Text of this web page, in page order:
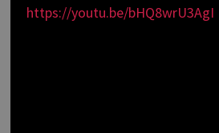
https://youtu.be/bHQ8wrU3AgI